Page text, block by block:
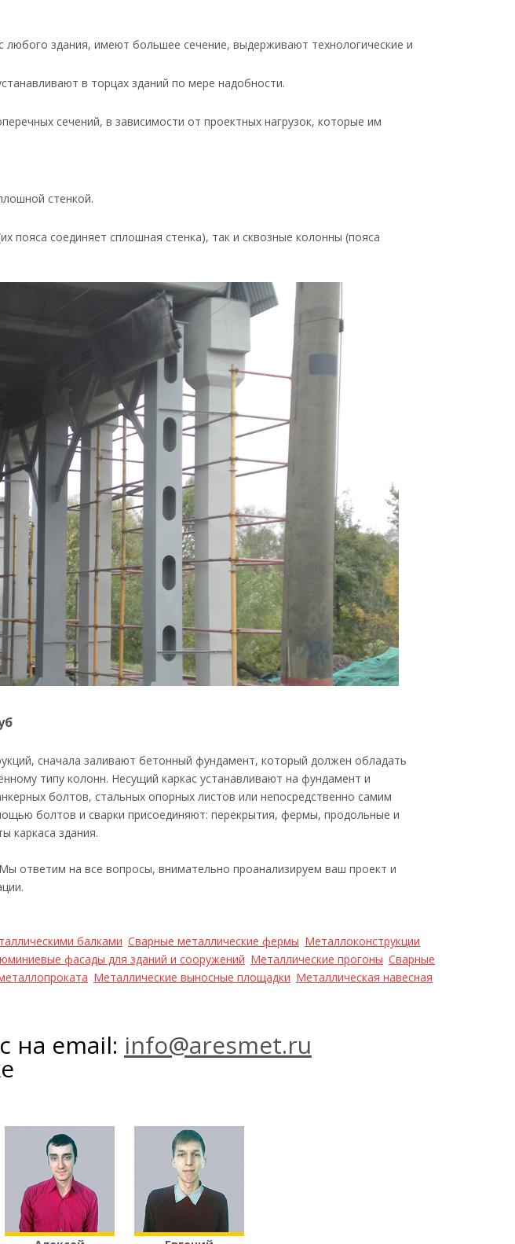
любого здания, имеют большее сечение, выдерживают технологические и
в торцах зданий по мере надобности.
сечений, в зависимости от проектных нагрузок, которые им
стенкой.
пояса соединяет сплошная стенка), так и сквозные колонны (пояса
сначала заливают бетонный фундамент, который должен обладать
типу колонн. Несущий каркас устанавливают на фундамент и
болтов, стальных опорных листов или непосредственно самим
болтов и сварки присоединяют: перекрытия, фермы, продольные и
каркаса здания.
ответим на все вопросы, внимательно проанализируем ваш проект и
балками Сварные металлические фермы Металлоконструкции
фасады для зданий и сооружений Металлические прогоны Сварные
Металлические выносные площадки Металлическая навесная
на email: info@aresmet.ru